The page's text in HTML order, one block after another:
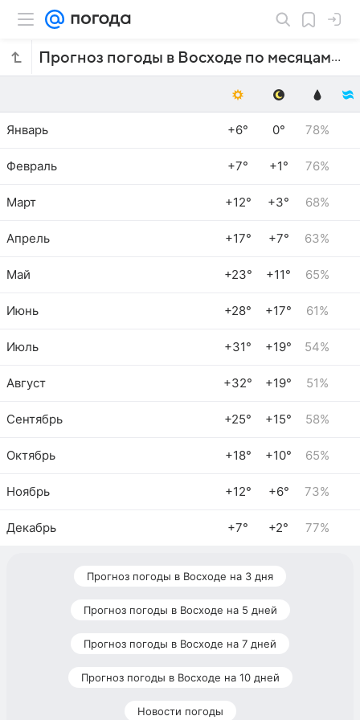
Прогноз погоды в Восходе по месяцам
Январь +6° 0° 78%
Февраль +7° +1° 76%
Март +12° +3° 68%
Апрель +17° +7° 63%
Май +23° +11° 65%
Июнь +28° +17° 61%
Июль +31° +19° 54%
Август +32° +19° 51%
Сентябрь +25° +15° 58%
Октябрь +18° +10° 65%
Ноябрь +12° +6° 73%
Декабрь +7° +2° 77%
Прогноз погоды в Восходе на 3 дня
Прогноз погоды в Восходе на 5 дней
Прогноз погоды в Восходе на 7 дней
Прогноз погоды в Восходе на 10 дней
Новости погоды